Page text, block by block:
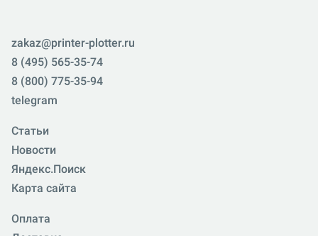
zakaz@printer-plotter.ru
8 (495) 565-35-74
8 (800) 775-35-94
telegram
Статьи
Новости
Яндекс.Поиск
Карта сайта
Оплата